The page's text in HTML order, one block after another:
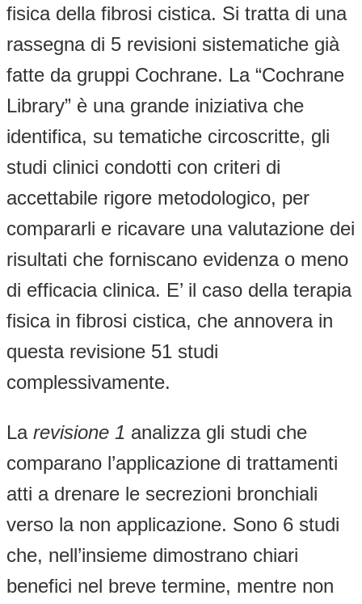
fisica della fibrosi cistica. Si tratta di una
rassegna di 5 revisioni sistematiche già
fatte da gruppi Cochrane. La “Cochrane
Library” è una grande iniziativa che
identifica, su tematiche circoscritte, gli
studi clinici condotti con criteri di
accettabile rigore metodologico, per
compararli e ricavare una valutazione dei
risultati che forniscano evidenza o meno
di efficacia clinica. E’ il caso della terapia
fisica in fibrosi cistica, che annovera in
questa revisione 51 studi
complessivamente.
La revisione 1 analizza gli studi che
comparano l’applicazione di trattamenti
atti a drenare le secrezioni bronchiali
verso la non applicazione. Sono 6 studi
che, nell’insieme dimostrano chiari
benefici nel breve termine, mentre non